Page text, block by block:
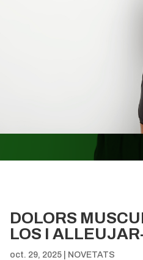
DOLORS
LOS I
oct. 29, 2025| NOVETATS